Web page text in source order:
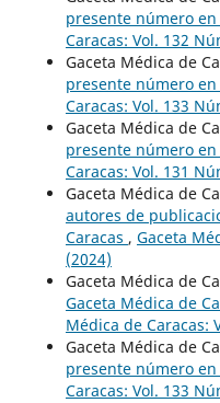
presente número en
Caracas: Vol. 132
Gaceta Médica de
presente número
Caracas: Vol. 133
Gaceta Médica de
presente número en
Caracas: Vol. 131
Gaceta Médica de
autores de
Caracas , Gaceta
(2024)
Gaceta Médica de
Gaceta Médica de
Médica de Caracas:
Gaceta Médica de
presente número en
Caracas: Vol. 133